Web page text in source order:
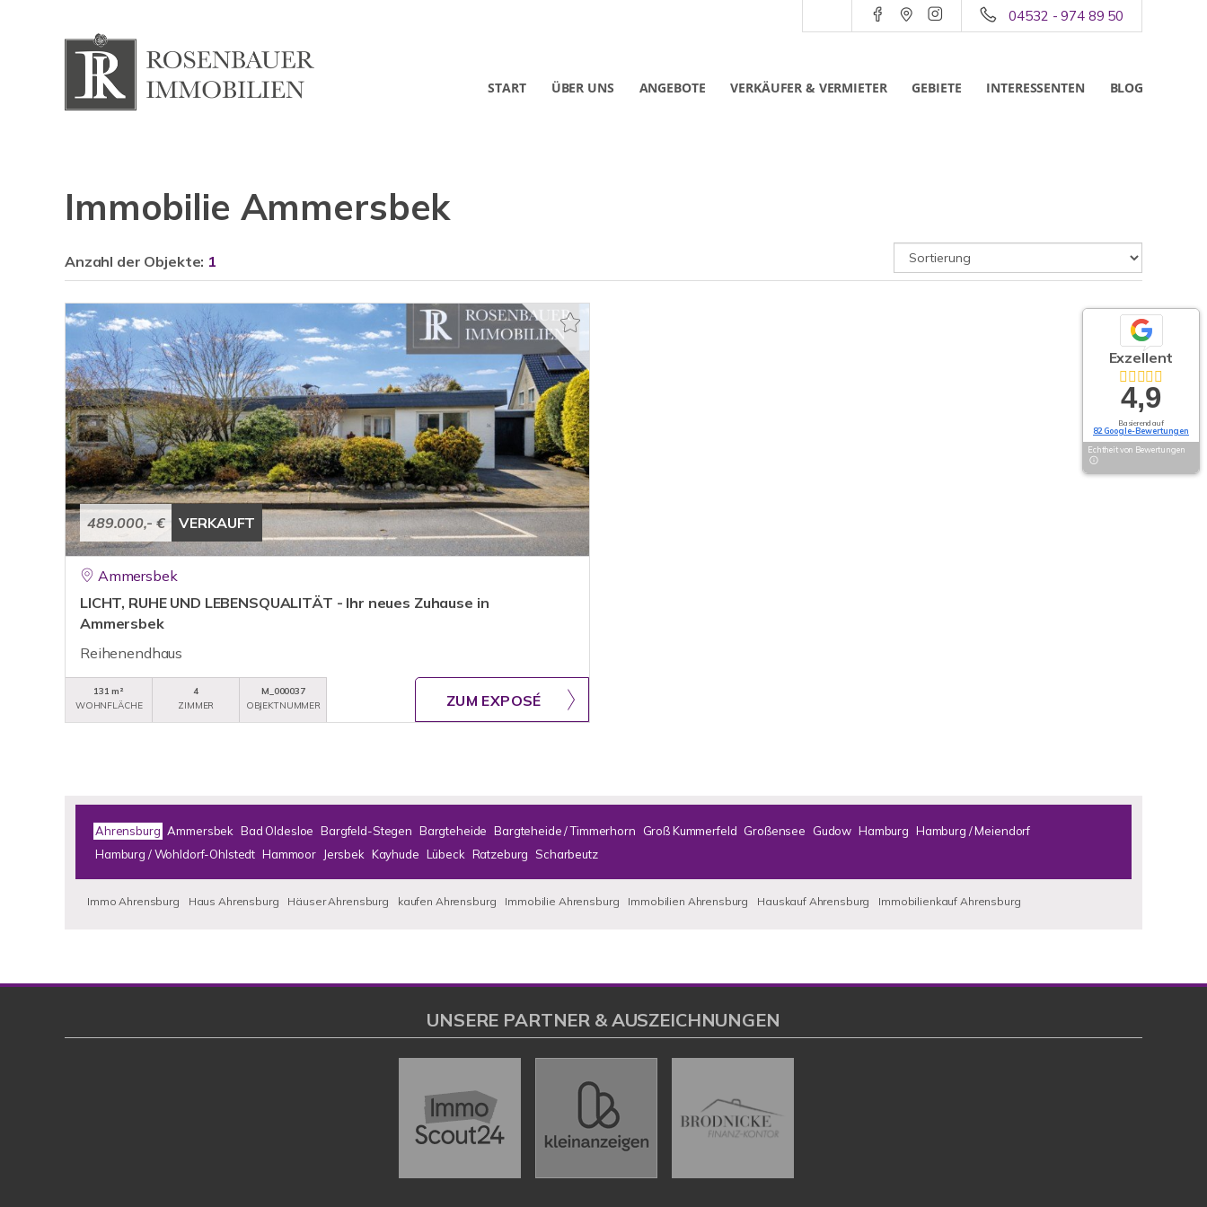
04532 - 974 89 50
START ÜBER UNS ANGEBOTE VERKÄUFER & VERMIETER GEBIETE INTERESSENTEN BLOG
Immobilie Ammersbek
Anzahl der Objekte: 1
489.000,- € VERKAUFT
Ammersbek
LICHT, RUHE UND LEBENSQUALITÄT - Ihr neues Zuhause in
Ammersbek
Reihenendhaus
131 m²
WOHNFLÄCHE
4
ZIMMER
M_000037
OBJEKTNUMMER
ZUM EXPOSÉ
Ahrensburg Ammersbek Bad Oldesloe Bargfeld-Stegen Bargteheide Bargteheide / Timmerhorn Groß Kummerfeld Großensee Gudow Hamburg Hamburg / Meiendorf
Hamburg / Wohldorf-Ohlstedt Hammoor Jersbek Kayhude Lübeck Ratzeburg Scharbeutz
Immo Ahrensburg Haus Ahrensburg Häuser Ahrensburg kaufen Ahrensburg Immobilie Ahrensburg Immobilien Ahrensburg Hauskauf Ahrensburg Immobilienkauf Ahrensburg
Exzellent
4,9
Basierend auf
82 Google-Bewertungen
Echtheit von Bewertungen
UNSERE PARTNER & AUSZEICHNUNGEN